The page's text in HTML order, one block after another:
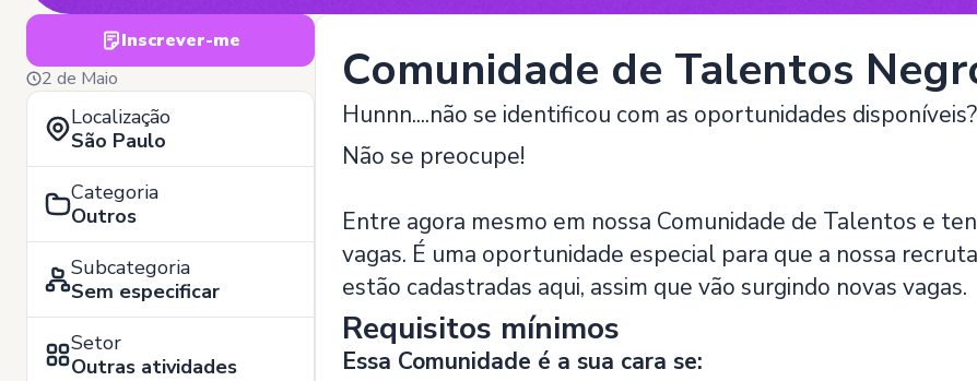
Inscrever-me
2 de Maio
Localização
São Paulo
Categoria
Outros
Subcategoria
Sem especificar
Setor
Outras atividades
Comunidade de Talentos
Hunnn....não se identificou com as oportunidades disponíveis?
Não se preocupe!
Entre agora mesmo em nossa Comunidade de Talentos e
vagas. É uma oportunidade especial para que a nossa
estão cadastradas aqui, assim que vão surgindo novas vagas.
Requisitos mínimos
Essa Comunidade é a sua cara se: